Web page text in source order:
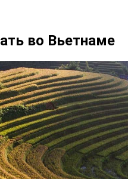
во Вьетнаме